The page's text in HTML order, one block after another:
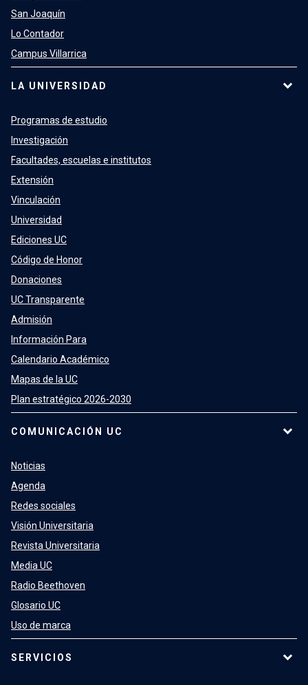
San Joaquín
Lo Contador
Campus Villarrica
LA UNIVERSIDAD
Programas de estudio
Investigación
Facultades, escuelas e institutos
Extensión
Vinculación
Universidad
Ediciones UC
Código de Honor
Donaciones
UC Transparente
Admisión
Información Para
Calendario Académico
Mapas de la UC
Plan estratégico 2026-2030
COMUNICACIÓN UC
Noticias
Agenda
Redes sociales
Visión Universitaria
Revista Universitaria
Media UC
Radio Beethoven
Glosario UC
Uso de marca
SERVICIOS